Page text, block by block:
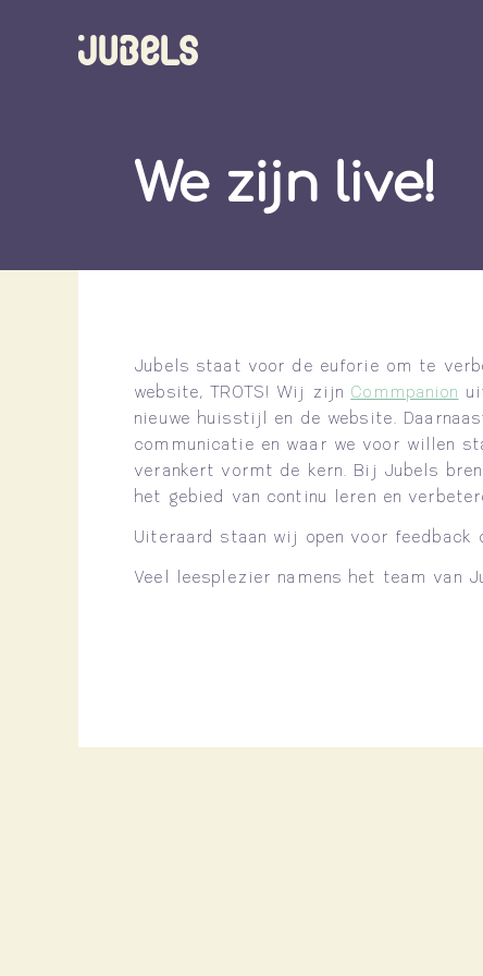
We zijn live!
Jubels staat voor de euforie om te
website, TROTS! Wij zijn Commpanion
nieuwe huisstijl en de website.
communicatie en waar we voor willen
verankert vormt de kern. Bij Jubels
het gebied van continu leren en
Uiteraard staan wij open voor feedback
Veel leesplezier namens het team van